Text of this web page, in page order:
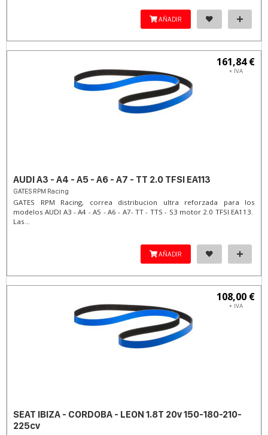
AÑADIR
161,84 €
+ IVA
AUDI A3 - A4 - A5 - A6 - A7 - TT 2.0 TFSI EA113
GATES RPM Racing
GATES RPM Racing, correa distribucion ultra reforzada para los
modelos AUDI A3 - A4 - A5 - A6 - A7- TT - TTS - S3 motor 2.0 TFSI EA113.
Las...
AÑADIR
108,00 €
+ IVA
SEAT IBIZA - CORDOBA - LEON 1.8T 20v 150-180-210-
225cv